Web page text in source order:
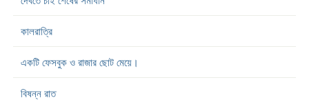
কালরাত্রি
একটি ফেসবুক ও রাজার ছোট মেয়ে।
বিষন্ন রাত